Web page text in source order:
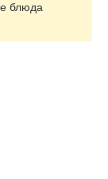
блюда